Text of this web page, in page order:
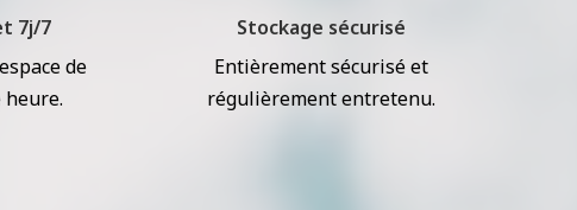
7j/7
de
heure.
Stockage sécurisé
Entièrement sécurisé et
régulièrement entretenu.